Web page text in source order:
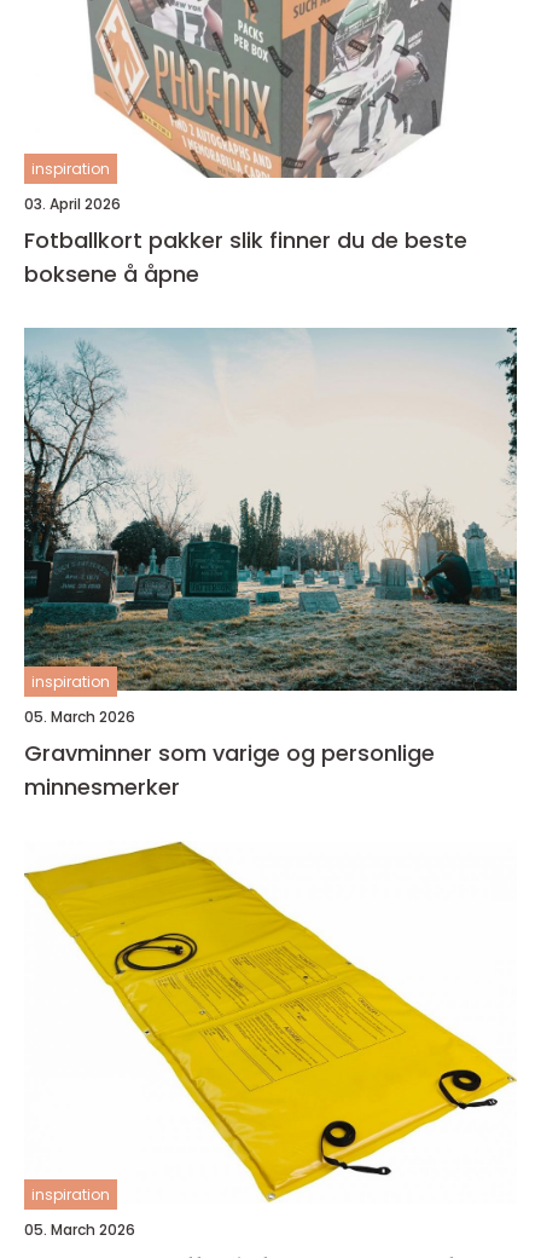
inspiration
03. April 2026
Fotballkort pakker slik finner du de beste
boksene å åpne
inspiration
05. March 2026
Gravminner som varige og personlige
minnesmerker
inspiration
05. March 2026